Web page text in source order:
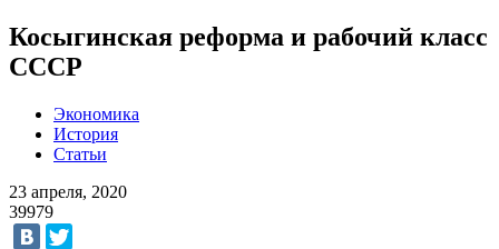
Косыгинская реформа и рабочий класс
СССР
Экономика
История
Статьи
23 апреля, 2020
39979